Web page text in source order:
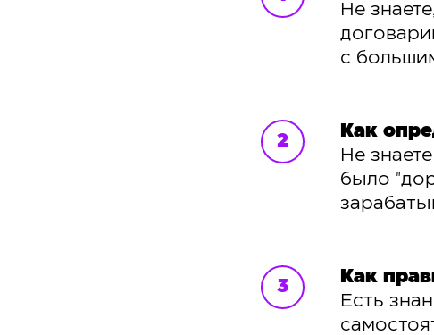
Не
с
Как
Не
было
Как
Есть